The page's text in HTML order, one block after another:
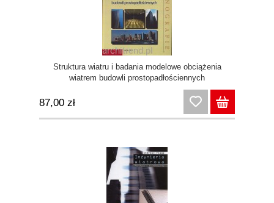
Struktura wiatru i badania modelowe obciążenia
wiatrem budowli prostopadłościennych
87,00 zł